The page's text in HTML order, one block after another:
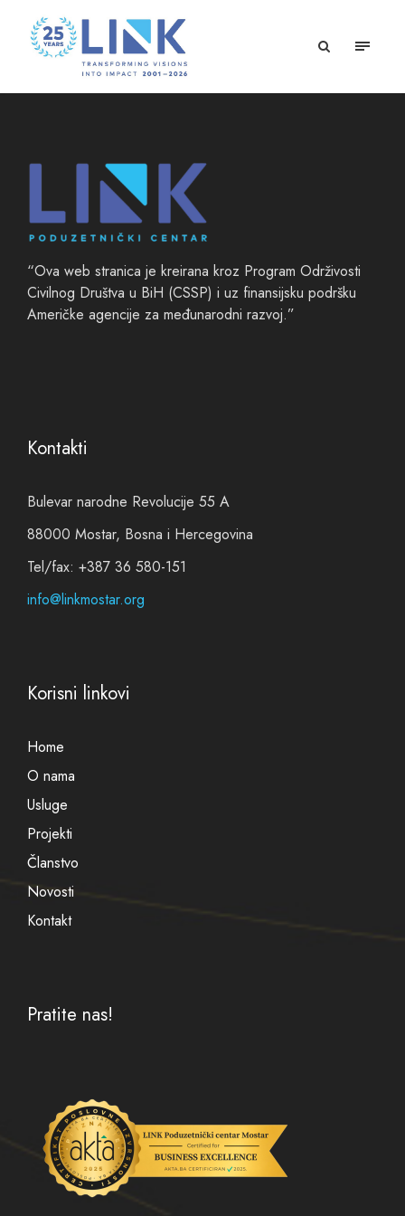
“Ova web stranica je kreirana kroz Program Održivosti
Civilnog Društva u BiH (CSSP) i uz finansijsku podršku
Američke agencije za međunarodni razvoj.”
Kontakti
Bulevar narodne Revolucije 55 A
88000 Mostar, Bosna i Hercegovina
Tel/fax: +387 36 580-151
info@linkmostar.org
Korisni linkovi
Home
O nama
Usluge
Projekti
Članstvo
Novosti
Kontakt
Pratite nas!